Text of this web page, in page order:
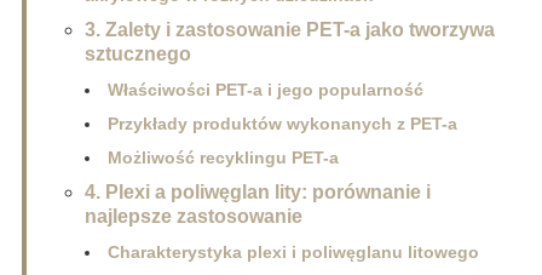
3. Zalety i zastosowanie PET-a jako tworzywa
sztucznego
Właściwości PET-a i jego popularność
Przykłady produktów wykonanych z PET-a
Możliwość recyklingu PET-a
4. Plexi a poliwęglan lity: porównanie i
najlepsze zastosowanie
Charakterystyka plexi i poliwęglanu litowego